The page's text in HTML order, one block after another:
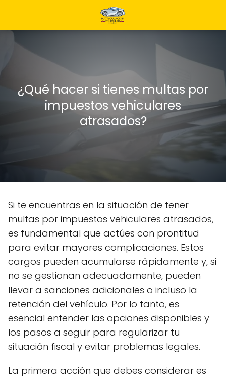
¿Qué hacer si tienes multas por
impuestos vehiculares
atrasados?
Si te encuentras en la situación de tener
multas por impuestos vehiculares atrasados,
es fundamental que actúes con prontitud
para evitar mayores complicaciones. Estos
cargos pueden acumularse rápidamente y, si
no se gestionan adecuadamente, pueden
llevar a sanciones adicionales o incluso la
retención del vehículo. Por lo tanto, es
esencial entender las opciones disponibles y
los pasos a seguir para regularizar tu
situación fiscal y evitar problemas legales.
La primera acción que debes considerar es